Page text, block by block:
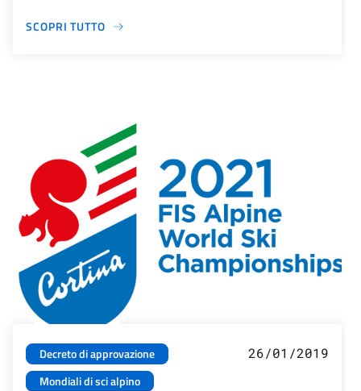
SCOPRI TUTTO
Decreto di approvazione
Mondiali di sci alpino
26/01/2019